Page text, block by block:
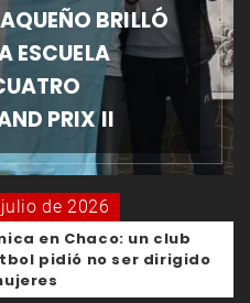
BRILLÓ
ESCUELA
PRIX II
de 2026
en Chaco: un club
pidió no ser dirigido